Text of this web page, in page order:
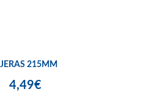
215MM
4,49€